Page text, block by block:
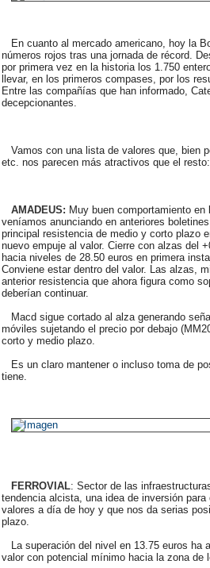
En cuanto al mercado americano, hoy la
números rojos tras una jornada de récord.
por primera vez en la historia los 1.750
llevar, en los primeros compases, por los
Entre las compañías que han informado,
decepcionantes.
Vamos con una lista de valores que, bien
etc. nos parecen más atractivos que el
AMADEUS: Muy buen comportamiento
veníamos anunciando en anteriores
principal resistencia de medio y corto plazo
nuevo empuje al valor. Cierre con alzas del
hacia niveles de 28.50 euros en primera
Conviene estar dentro del valor. Las alzas,
anterior resistencia que ahora figura como
deberían continuar.
Macd sigue cortado al alza generando
móviles sujetando el precio por debajo
corto y medio plazo.
Es un claro mantener o incluso toma de
tiene.
FERROVIAL: Sector de las
tendencia alcista, una idea de inversión
valores a día de hoy y que nos da serias
plazo.
La superación del nivel en 13.75 euros ha
valor con potencial mínimo hacia la zona